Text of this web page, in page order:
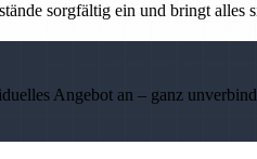
sorgfältig ein und bringt alles
Angebot an – ganz